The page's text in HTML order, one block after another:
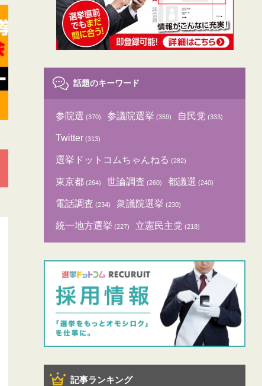
話題のキーワード
参院選 (370) 参議院選挙 (359) 自民党 (333)
Twitter (313)
選挙ドットコムちゃんねる (282)
東京都 (264) 世論調査 (260) 都議選 (240)
電話調査 (234) 衆議院選挙 (230)
統一地方選挙 (227) 立憲民主党 (218)
記事ランキング